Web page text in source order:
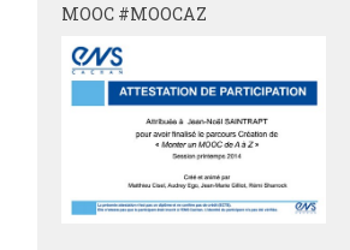
MOOC #MOOCAZ